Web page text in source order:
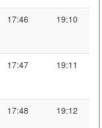
17:46 19:10
17:47 19:11
17:48 19:12